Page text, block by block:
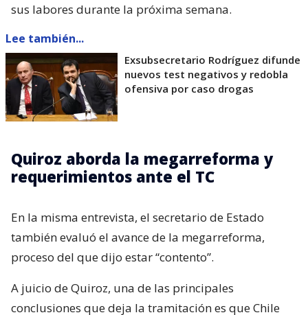
sus labores durante la próxima semana.
Lee también...
Exsubsecretario Rodríguez difunde
nuevos test negativos y redobla
ofensiva por caso drogas
Quiroz aborda la megarreforma y
requerimientos ante el TC
En la misma entrevista, el secretario de Estado
también evaluó el avance de la megarreforma,
proceso del que dijo estar “contento”.
A juicio de Quiroz, una de las principales
conclusiones que deja la tramitación es que Chile